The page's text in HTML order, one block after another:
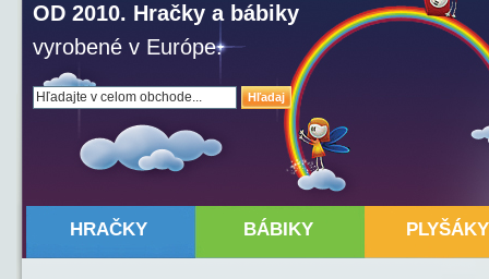
Hľadaj
OD 2010. Hračky a bábiky
vyrobené v Európe.
HRAČKY BÁBIKY PLYŠÁKY